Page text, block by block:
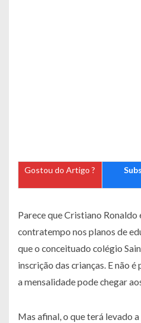
Gostou do Artigo ?
Parece que Cristiano
contratempo nos planos de
que o conceituado colégio
inscrição das crianças. E não
a mensalidade pode chegar
Mas afinal, o que terá levado